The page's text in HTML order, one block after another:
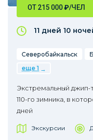
ОТ 215 000₽/ЧЕЛ
11 дней 10
Северобайкальск
еще 1
Экстремальный джип-
110-го зимника, в
дней
Экскурсии